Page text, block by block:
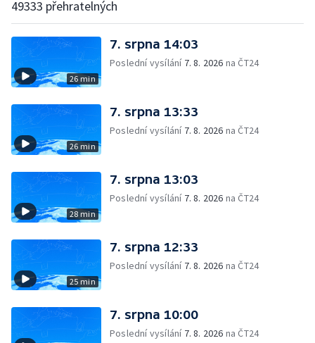
49333 přehratelných
26 min
7. srpna 14:03
Poslední vysílání 7. 8. 2026 na ČT24
26 min
7. srpna 13:33
Poslední vysílání 7. 8. 2026 na ČT24
28 min
7. srpna 13:03
Poslední vysílání 7. 8. 2026 na ČT24
25 min
7. srpna 12:33
Poslední vysílání 7. 8. 2026 na ČT24
7. srpna 10:00
Poslední vysílání 7. 8. 2026 na ČT24